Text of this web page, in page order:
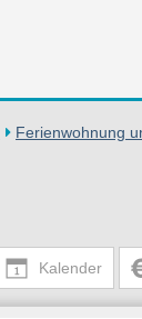
Ferienwohnung
Kalender